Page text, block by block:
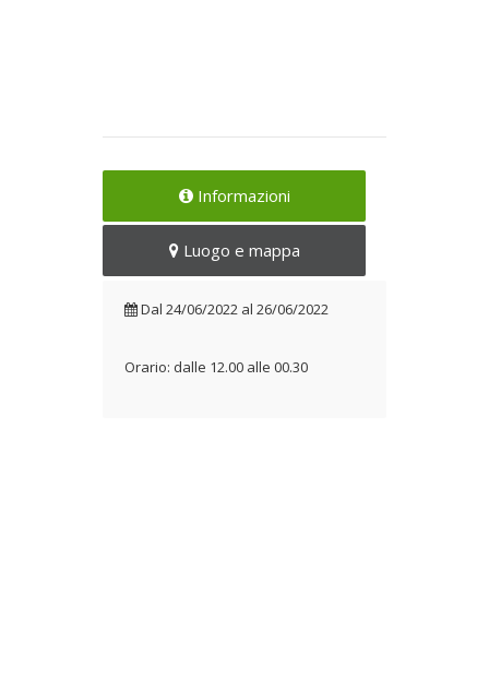
Informazioni
Luogo e mappa
Dal 24/06/2022 al 26/06/2022
Orario: dalle 12.00 alle 00.30